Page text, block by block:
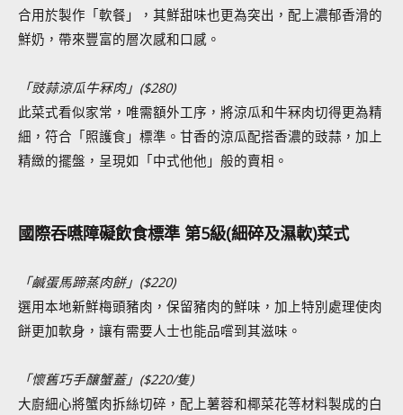
合用於製作「軟餐」，其鮮甜味也更為突出，配上濃郁香滑的
鮮奶，帶來豐富的層次感和口感。
「豉蒜涼瓜牛冧肉」 ($280)
此菜式看似家常，唯需額外工序，將涼瓜和牛冧肉切得更為精
細，符合「照護食」標準。甘香的涼瓜配搭香濃的豉蒜，加上
精緻的擺盤，呈現如「中式他他」般的賣相。
國際吞嚥障礙飲食標準 第5級(細碎及濕軟)菜式
「鹹蛋馬蹄蒸肉餅」 ($220)
選用本地新鮮梅頭豬肉，保留豬肉的鮮味，加上特別處理使肉
餅更加軟身，讓有需要人士也能品嚐到其滋味。
「懷舊巧手釀蟹蓋」 ($220/隻)
大廚細心將蟹肉拆絲切碎，配上薯蓉和椰菜花等材料製成的白